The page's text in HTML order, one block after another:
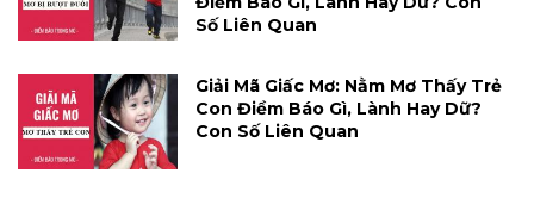
Số Liên Quan
Giải Mã Giấc Mơ: Nằm Mơ Thấy Trẻ
Con Điềm Báo Gì, Lành Hay Dữ?
Con Số Liên Quan